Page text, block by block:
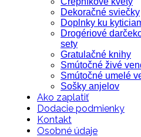
Dekoračné sviečky
Doplnky ku
Drogériové
sety
Gratulačné knihy
Smútočné živé
Smútočné umelé
Sošky anjelov
Ako zaplatiť
Dodacie podmienky
Kontakt
Osobné údaje